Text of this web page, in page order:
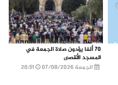
70 ألفا يؤدون صلاة الجمعة في
المسجد الأقصى
الجمعة 07/08/2026
20:51